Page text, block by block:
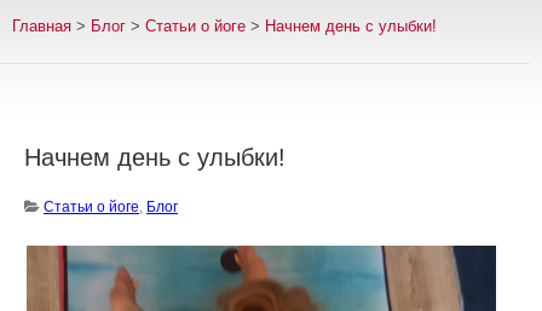
Главная > Блог > Cтатьи о йоге > Начнем день с улыбки!
Начнем день с улыбки!
Cтатьи о йоге, Блог